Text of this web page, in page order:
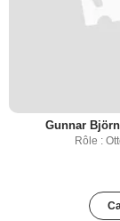
Gunnar
Rôle :